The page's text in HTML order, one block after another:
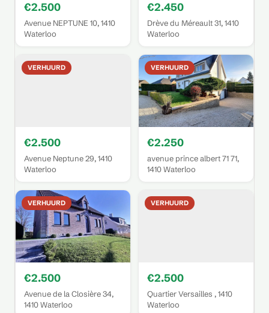
€2.500
Avenue NEPTUNE 10, 1410
Waterloo
€2.450
Drève du Méreault 31, 1410
Waterloo
VERHUURD
€2.500
Avenue Neptune 29, 1410
Waterloo
VERHUURD
€2.250
avenue prince albert 71 71,
1410 Waterloo
VERHUURD
€2.500
Avenue de la Closière 34,
1410 Waterloo
VERHUURD
€2.500
Quartier Versailles , 1410
Waterloo